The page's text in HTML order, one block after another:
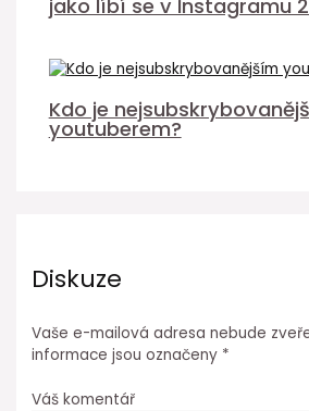
jako líbí se v Instagramu
Kdo je
youtuberem?
Diskuze
Vaše e-mailová adresa nebude
informace jsou označeny *
Váš komentář